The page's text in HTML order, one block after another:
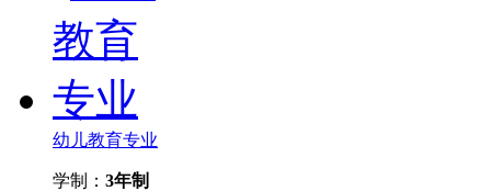
幼儿教育专业
学制： 3年制